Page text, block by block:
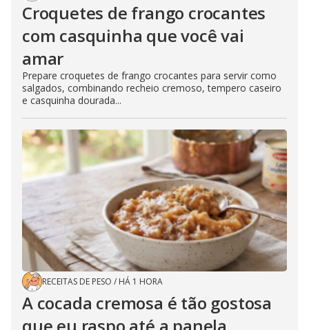
Croquetes de frango crocantes
com casquinha que você vai
amar
Prepare croquetes de frango crocantes para servir como
salgados, combinando recheio cremoso, tempero caseiro
e casquinha dourada...
RECEITAS DE PESO / HÁ 1 HORA
A cocada cremosa é tão gostosa
que eu raspo até a panela